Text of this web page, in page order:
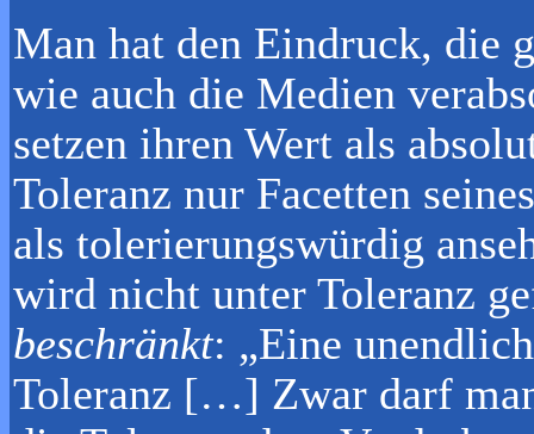
Man hat den Eindruck, die
wie auch die Medien
setzen ihren Wert als
Toleranz nur Facetten
als tolerierungswürdig
wird nicht unter Toleranz
beschränkt: „Eine
Toleranz […] Zwar darf